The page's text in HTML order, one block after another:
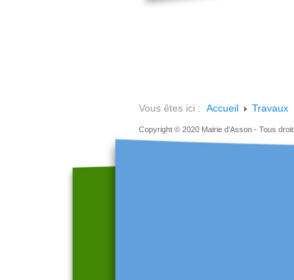
Vous êtes ici : Accueil Travaux
Copyright © 2020 Mairie d'Asson - Tous